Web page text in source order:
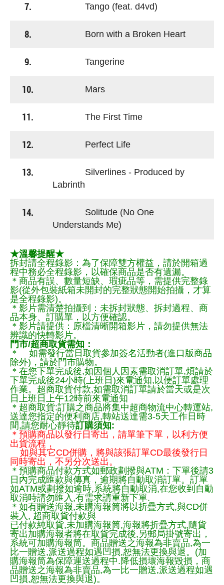
7. Tango (feat. d4vd)
8. Born with a Broken Heart
9. Tangerine
10. Mars
11. The First Time
12. Perfect Life
13.
Silverlines - Produced by
Labrinth
14.
Solitude (No One
Understands Me)
★溫馨提醒★
拆封請全程錄影：為了保障雙方權益，請於開箱過
程中務必全程錄影，以確保商品是否有遺漏。
＊商品有誤、數量短缺、瑕疵品等，需提供完整錄
影(從外包裝紙箱未開封的完整狀態開始拍攝，才算
是全程錄影)。
＊影片需清楚拍攝到：未拆封狀態、拆封過程、商
品本身、訂購單，以方便確認。
＊影片請提供：原檔清晰開箱影片，請勿提供無法
辨識的快轉影片。
門市/超商取貨需知：
＊ 如需發行當日取貨參加簽名活動者(進口版商品
除外)，請於門市購物。
＊在您下單完成後,如因個人因素需取消訂單,煩請於
下單完成後24小時(上班日)來電通知,以便訂單處理
作業。超商取貨付款,如需取消訂單請於當天或是次
日上班日上午12時前來電通知
＊超商取貨:訂購之商品將集中超商物流中心轉運站,
送達您指定的便利商店,轉站送達需3-5天工作日時
間,請您耐心靜待訂購須知:
＊預購商品以發行日寄出，請單筆下單，以利方便
出貨流程，
如與其它CD併購，將與該張訂單CD最後發行日
同時寄出，不另分次送出。
＊預購商品付款方式如郵政劃撥與ATM：下單後請3
日內完成匯款與傳真，逾期將自動取消訂單。訂單
如ATM或劃撥如逾時,系統將自動取消,在您收到自動
取消時請勿匯入,有需求請重新下單.
＊如有贈送海報,未購海報筒將以折疊方式,與CD併
裝入, 超商取貨付款與
已付款純取貨,未加購海報筒,海報將折疊方式,隨貨
寄出加購海報者將在取貨完成後,另郵局掛號寄出，
系統可加購海報筒。商品贈送之海報為非賣品,為一
比一贈送,派送過程如遇凹損,恕無法更換與退。(加
購海報筒為保障運送過程中.降低損壞海報毀損，商
品贈送之海報為非賣品,為一比一贈送,派送過程如遇
凹損,恕無法更換與退)。